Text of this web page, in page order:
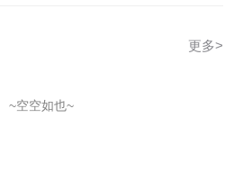
更多>
~空空如也~